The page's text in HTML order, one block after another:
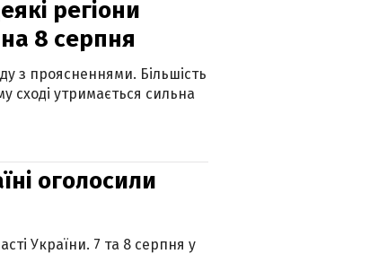
регіони
8 серпня
з проясненнями. Більшість
сході утримається сильна
оголосили
України. 7 та 8 серпня у